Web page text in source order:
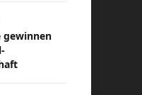
gewinnen